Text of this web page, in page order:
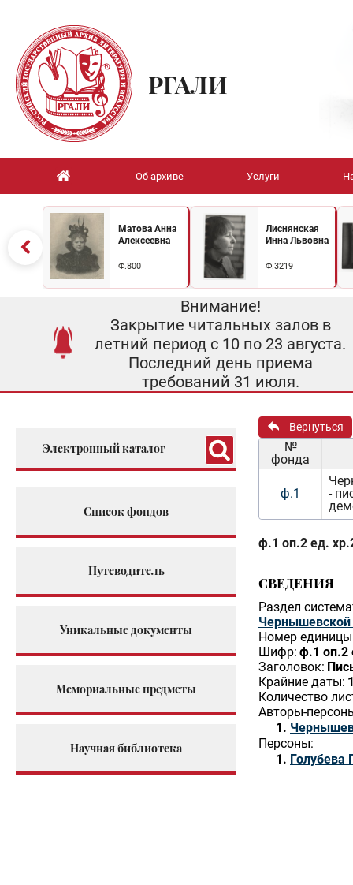
РГАЛИ
Об архиве Услуги
Матова Анна
Алексеевна
Ф.800
Лиснянская
Инна Львовна
Ф.3219
Внимание!
Закрытие читальных залов в
летний период с 10 по 23 августа.
Последний день приема
требований 31 июля.
Электронный каталог
Список фондов
Путеводитель
Уникальные документы
Мемориальные предметы
Научная библиотека
Вернуться
№
фонда
ф.1
-
ф.1 оп.2 ед.
СВЕДЕНИЯ
Раздел
Чернышевской
Номер единицы
Шифр: ф.1 оп.2
Заголовок:
Крайние даты:
Количество
Авторы-
Персоны:
Голубева